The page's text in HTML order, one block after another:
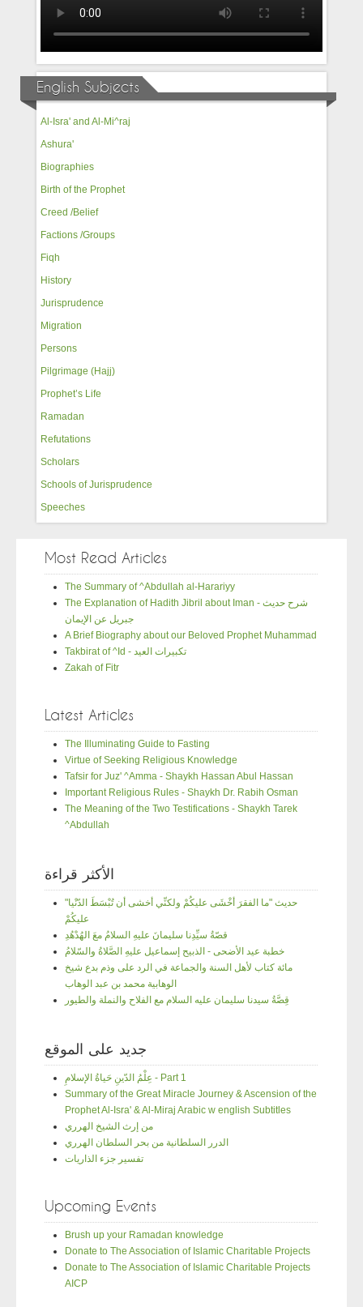
English Subjects
Al-Isra' and Al-Mi^raj
Ashura'
Biographies
Birth of the Prophet
Creed /Belief
Factions /Groups
Fiqh
History
Jurisprudence
Migration
Persons
Pilgrimage (Hajj)
Prophet’s Life
Ramadan
Refutations
Scholars
Schools of Jurisprudence
Speeches
Most Read Articles
The Summary of ^Abdullah al-Harariyy
The Explanation of Hadith Jibril about Iman - شرح حديث
جبريل عن الإيمان
A Brief Biography about our Beloved Prophet Muhammad
Takbirat of ^Id - تكبيرات العيد
Zakah of Fitr
Latest Articles
The Illuminating Guide to Fasting
Virtue of Seeking Religious Knowledge
Tafsir for Juz' ^Amma - Shaykh Hassan Abul Hassan
Important Religious Rules - Shaykh Dr. Rabih Osman
The Meaning of the Two Testifications - Shaykh Tarek
^Abdullah
الأكثر قراءة
"حديث "ما الفقرَ أخْشَى عليكُمْ ولكنِّي أخشى أن تُبْسَطَ الدّنْيا
عليكُمْ
قصّةُ سيِّدِنا سليمانَ عليهِ السلامُ معَ الهُدْهُدِ
خطبة عيد الأضحى - الذبيح إسماعيل عليهِ الصَّلاةُ والسّلامُ
مائة كتاب لأهل السنة والجماعة في الرد على وذم بدع شيخ
الوهابية محمد بن عبد الوهاب
قِصَّةُ سيدنا سليمان عليه السلام مع الفلاح والنملة والطيور
جديد على الموقع
عِلْمُ الدّينِ حَياةُ الإسلامِ - Part 1
Summary of the Great Miracle Journey & Ascension of the
Prophet Al-Isra' & Al-Miraj Arabic w english Subtitles
من إرث الشيخ الهرري
الدرر السلطانية من بحر السلطان الهرري
تفسير جزء الذاريات
Upcoming Events
Brush up your Ramadan knowledge
Donate to The Association of Islamic Charitable Projects
Donate to The Association of Islamic Charitable Projects
AICP